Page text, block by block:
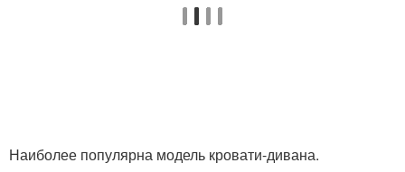
Наиболее популярна модель кровати-дивана.